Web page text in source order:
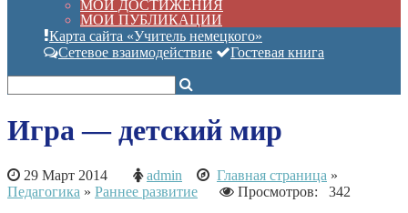
МОИ ДОСТИЖЕНИЯ
МОИ ПУБЛИКАЦИИ
Карта сайта «Учитель немецкого»
Сетевое взаимодействие
Гостевая книга
Игра — детский мир
29 Март 2014 admin Главная страница »
Педагогика » Раннее развитие
Просмотров: 342